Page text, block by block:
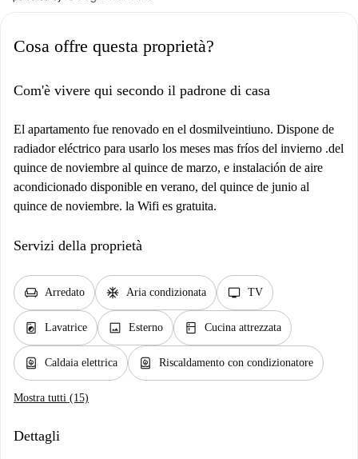
Cosa offre questa proprietà?
Com'è vivere qui secondo il padrone di casa
El apartamento fue renovado en el dosmilveintiuno. Dispone de
radiador eléctrico para usarlo los meses mas fríos del invierno .del
quince de noviembre al quince de marzo, e instalación de aire
acondicionado disponible en verano, del quince de junio al
quince de noviembre. la Wifi es gratuita.
Servizi della proprietà
chair Arredato ac_unit Aria condizionata tv TV
local_laundry_service Lavatrice image Esterno kitchen Cucina attrezzata
water_heater Caldaia elettrica water_heater Riscaldamento con condizionatore
Mostra tutti (15)
Dettagli